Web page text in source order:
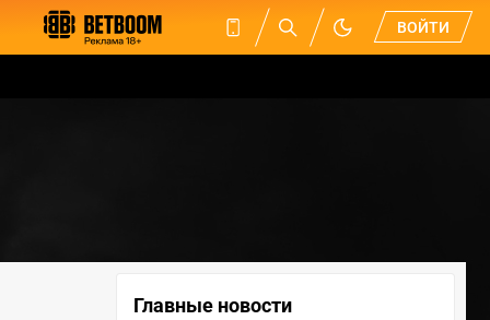
ВОЙТИ
Главные новости